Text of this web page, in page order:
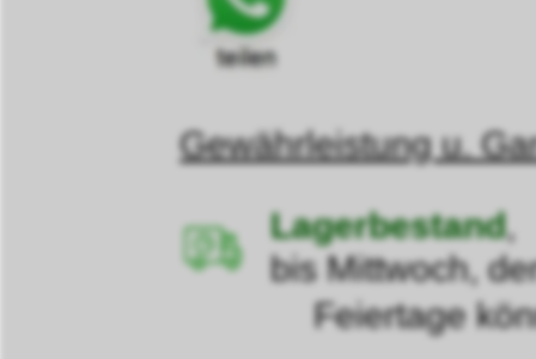
Gewährleistung u.
Lagerbestand,
bis Mittwoch,
Feiertage